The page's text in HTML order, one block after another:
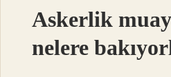
Askerlik
nelere